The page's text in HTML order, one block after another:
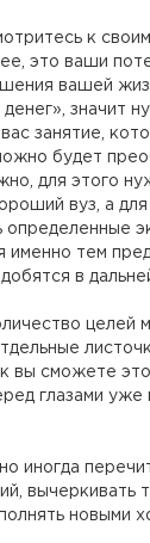
к
это ваши
вашей
значит
занятие,
будет
для этого
вуз, а
определенные
именно тем
в
целей
вы сможете
глазами уже
иногда
вычеркивать
новыми